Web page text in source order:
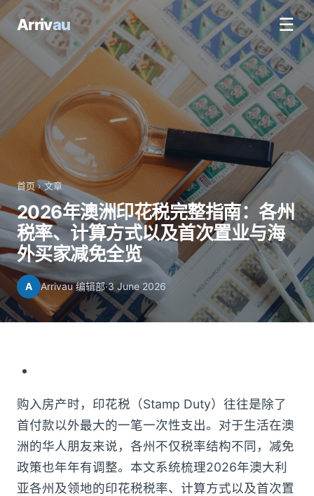
Arrivau ☰
首页›文章
2026年澳洲印花税完整指南：各州
税率、计算方式以及首次置业与海
外买家减免全览
A Arrivau 编辑部·3 June 2026
购入房产时，印花税（Stamp Duty）往往是除了
首付款以外最大的一笔一次性支出。对于生活在澳
洲的华人朋友来说，各州不仅税率结构不同，减免
政策也年年有调整。本文系统梳理2026年澳大利
亚各州及领地的印花税税率、计算方式以及首次置